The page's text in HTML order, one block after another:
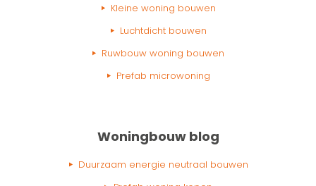
Kleine woning bouwen
Luchtdicht bouwen
Ruwbouw woning bouwen
Prefab microwoning
Woningbouw blog
Duurzaam energie neutraal bouwen